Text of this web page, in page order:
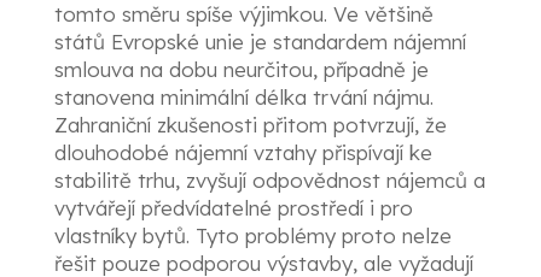
tomto směru spíše výjimkou. Ve většině
států Evropské unie je standardem nájemní
smlouva na dobu neurčitou, případně je
stanovena minimální délka trvání nájmu.
Zahraniční zkušenosti přitom potvrzují, že
dlouhodobé nájemní vztahy přispívají ke
stabilitě trhu, zvyšují odpovědnost nájemců a
vytvářejí předvídatelné prostředí i pro
vlastníky bytů. Tyto problémy proto nelze
řešit pouze podporou výstavby, ale vyžadují